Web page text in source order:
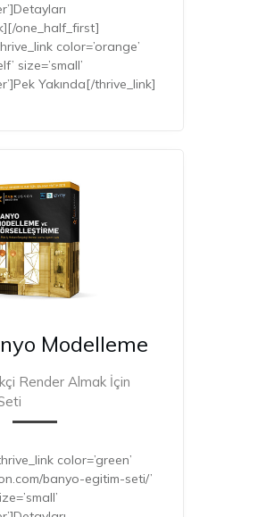
one_half_first]
color=’orange’
size=’small’
Yakında[/thrive_link]
Modelleme
Render Almak İçin
color=’green’
banyo-egitim-seti/’